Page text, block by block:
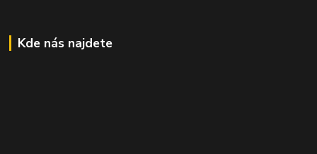
Kde nás najdete